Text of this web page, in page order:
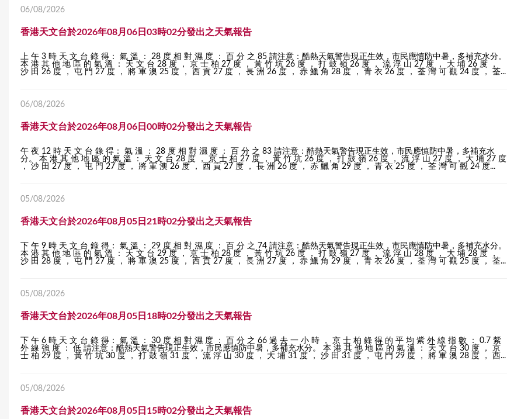
06/08/2026
香港天文台於2026年08月06日03時02分發出之天氣報告
上 午 3 時 天 文 台 錄 得： 氣 溫 ： 28 度 相 對 濕 度 ： 百 分 之 85 請注意：酷熱天氣警告現正生效，市民應慎防中暑，多補充水分。
本 港 其 他 地 區 的 氣 溫 ： 天 文 台 28 度 ， 京 士 柏 27 度 ， 黃 竹 坑 26 度 ， 打 鼓 嶺 26 度 ， 流 浮 山 27 度 ， 大 埔 26 度 ，
沙 田 26 度 ， 屯 門 27 度 ， 將 軍 澳 25 度 ， 西 貢 27 度 ， 長 洲 26 度 ， 赤 鱲 角 28 度 ， 青 衣 26 度 ， 荃 灣 可 觀 24 度 ， 荃...
06/08/2026
香港天文台於2026年08月06日00時02分發出之天氣報告
午 夜 12 時 天 文 台 錄 得： 氣 溫 ： 28 度 相 對 濕 度 ： 百 分 之 83 請注意：酷熱天氣警告現正生效，市民應慎防中暑，多補充水
分。 本 港 其 他 地 區 的 氣 溫 ： 天 文 台 28 度 ， 京 士 柏 27 度 ， 黃 竹 坑 26 度 ， 打 鼓 嶺 26 度 ， 流 浮 山 27 度 ， 大 埔 27 度
， 沙 田 27 度 ， 屯 門 27 度 ， 將 軍 澳 26 度 ， 西 貢 27 度 ， 長 洲 26 度 ， 赤 鱲 角 29 度 ， 青 衣 25 度 ， 荃 灣 可 觀 24 度...
05/08/2026
香港天文台於2026年08月05日21時02分發出之天氣報告
下 午 9 時 天 文 台 錄 得： 氣 溫 ： 29 度 相 對 濕 度 ： 百 分 之 74 請注意：酷熱天氣警告現正生效，市民應慎防中暑，多補充水分。
本 港 其 他 地 區 的 氣 溫 ： 天 文 台 29 度 ， 京 士 柏 28 度 ， 黃 竹 坑 26 度 ， 打 鼓 嶺 27 度 ， 流 浮 山 28 度 ， 大 埔 28 度 ，
沙 田 28 度 ， 屯 門 27 度 ， 將 軍 澳 25 度 ， 西 貢 27 度 ， 長 洲 27 度 ， 赤 鱲 角 29 度 ， 青 衣 26 度 ， 荃 灣 可 觀 25 度 ， 荃...
05/08/2026
香港天文台於2026年08月05日18時02分發出之天氣報告
下 午 6 時 天 文 台 錄 得： 氣 溫 ： 30 度 相 對 濕 度 ： 百 分 之 66 過 去 一 小 時 ， 京 士 柏 錄 得 的 平 均 紫 外 線 指 數 ： 0.7 紫
外 線 強 度 ： 低 請注意：酷熱天氣警告現正生效，市民應慎防中暑，多補充水分。 本 港 其 他 地 區 的 氣 溫 ： 天 文 台 30 度 ， 京
士 柏 29 度 ， 黃 竹 坑 30 度 ， 打 鼓 嶺 31 度 ， 流 浮 山 30 度 ， 大 埔 31 度 ， 沙 田 31 度 ， 屯 門 29 度 ， 將 軍 澳 28 度 ， 西...
05/08/2026
香港天文台於2026年08月05日15時02分發出之天氣報告